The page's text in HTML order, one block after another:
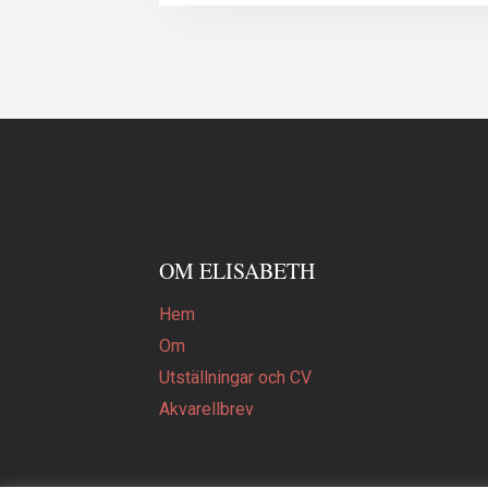
OM ELISABETH
Hem
Om
Utställningar och CV
Akvarellbrev